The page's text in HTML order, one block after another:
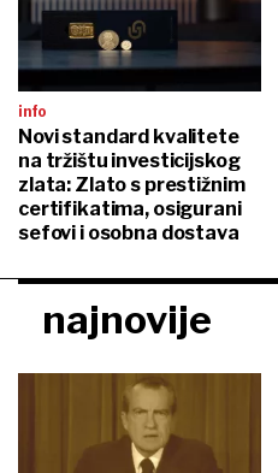
info
Novi standard kvalitete
na tržištu investicijskog
zlata: Zlato s prestižnim
certifikatima, osigurani
sefovi i osobna dostava
najnovije